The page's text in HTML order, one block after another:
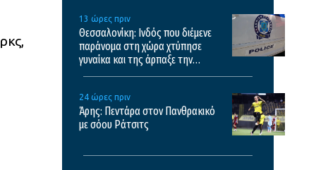
13 ώρες πριν
Θεσσαλονίκη: Ινδός που διέμενε
παράνομα στη χώρα χτύπησε
γυναίκα και της άρπαξε την
24 ώρες πριν
Άρης: Πεντάρα στον Πανθρακικό
με σόου Ράτσιτς